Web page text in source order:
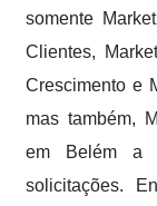
somente
Clientes,
Crescimento e
mas também,
em Belém a
solicitações.